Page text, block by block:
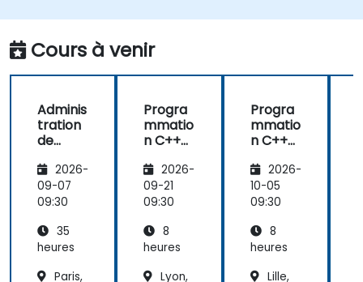
multimodales.
Cours à venir
Adminis
tration
de
2026-
09-07
09:30
35
heures
Paris,
Progra
mmatio
n C++
ée avec
CUDA
2026-
09-21
09:30
8
heures
Lyon,
Progra
mmatio
n C++
ée avec
CUDA
2026-
10-05
09:30
8
heures
Lille,